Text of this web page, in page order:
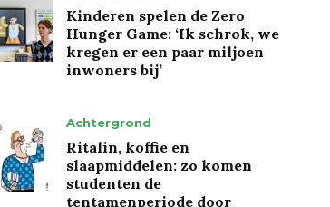
Kinderen spelen de Zero
Hunger Game: ‘Ik schrok, we
kregen er een paar miljoen
inwoners bij’
Achtergrond
Ritalin, koffie en
slaapmiddelen: zo komen
studenten de
tentamenperiode door